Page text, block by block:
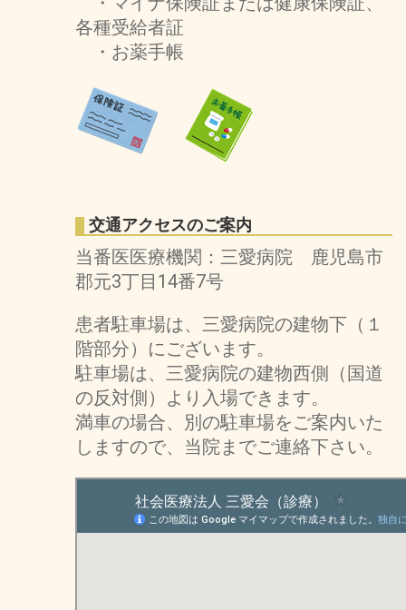
各種受給者証
・お薬手帳
交通アクセスのご案内
当番医医療機関：三愛病院 鹿児島市
郡元3丁目14番7号
患者駐車場は、三愛病院の建物下（１
階部分）にございます。
駐車場は、三愛病院の建物西側（国道
の反対側）より入場できます。
満車の場合、別の駐車場をご案内いた
しますので、当院までご連絡下さい。